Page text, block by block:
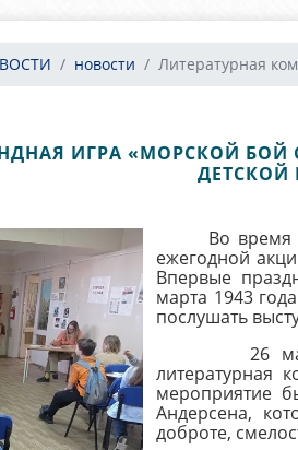
новости Литературная
ИГРА «МОРСКОЙ
Во время
ежегодной
Впервые
марта 1943
послушать
26 марта в
литературная
мероприятие
Андерсена,
доброте,